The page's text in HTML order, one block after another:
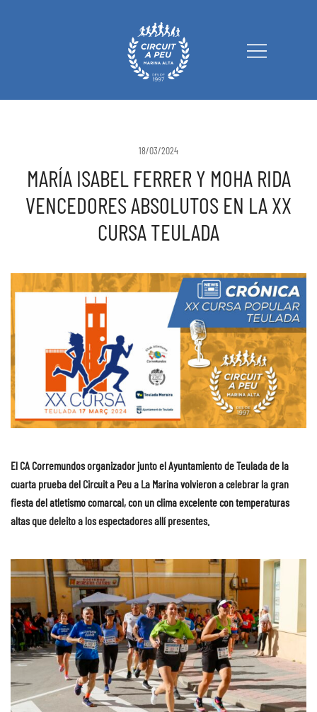
Circuit a Peu Marina Alta
18/03/2024
MARÍA ISABEL FERRER Y MOHA RIDA
VENCEDORES ABSOLUTOS EN LA XX
CURSA TEULADA
El CA Corremundos organizador junto el Ayuntamiento de Teulada de la
cuarta prueba del Circuit a Peu a La Marina volvieron a celebrar la gran
fiesta del atletismo comarcal, con un clima excelente con temperaturas
altas que deleito a los espectadores allí presentes.